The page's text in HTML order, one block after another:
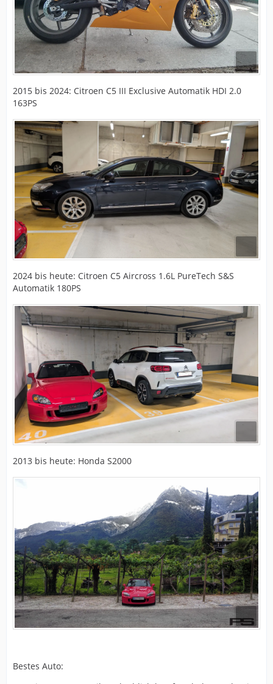
2015 bis 2024: Citroen C5 III Exclusive Automatik HDI 2.0
163PS
2024 bis heute: Citroen C5 Aircross 1.6L PureTech S&S
Automatik 180PS
2013 bis heute: Honda S2000
Bestes Auto: